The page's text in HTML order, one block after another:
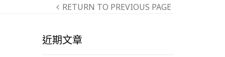
RETURN TO PREVIOUS PAGE
近期文章